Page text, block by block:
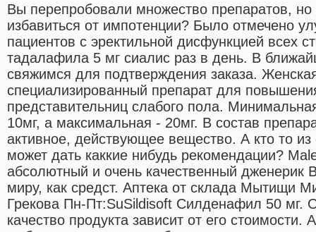
Вы перепробовали множество препаратов,
избавиться от импотенции? Было отмечено
пациентов с эректильной дисфункцией всех
тадалафила 5 мг сиалис раз в день. В
свяжимся для подтверждения заказа.
специализированный препарат для
представительниц слабого пола.
10мг, а максимальная - 20мг. В состав
активное, действующее вещество. А кто то из
может дать каккие нибудь рекомендации?
абсолютный и очень качественный дженерик
миру, как средст. Аптека от склада Мытищи
Грекова Пн-Пт:SuSildisoft Силденафил 50 мг.
качество продукта зависит от его